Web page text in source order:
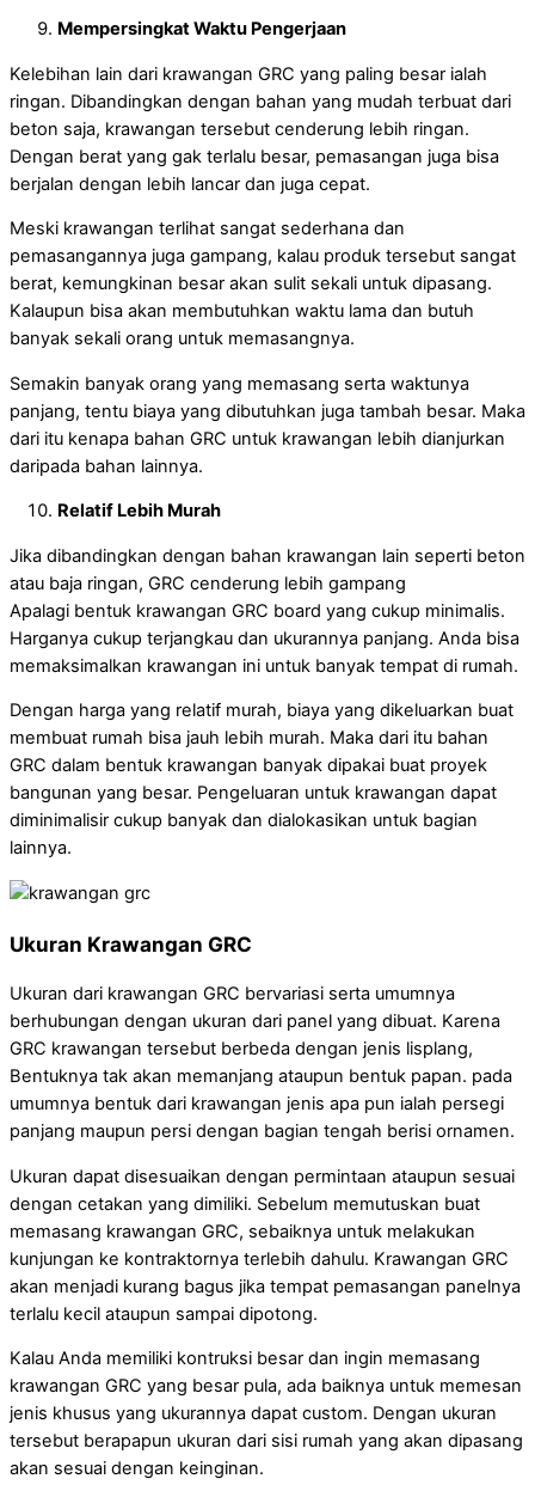
Mempersingkat Waktu Pengerjaan
Kelebihan lain dari krawangan GRC yang paling besar ialah
ringan. Dibandingkan dengan bahan yang mudah terbuat dari
beton saja, krawangan tersebut cenderung lebih ringan.
Dengan berat yang gak terlalu besar, pemasangan juga bisa
berjalan dengan lebih lancar dan juga cepat.
Meski krawangan terlihat sangat sederhana dan
pemasangannya juga gampang, kalau produk tersebut sangat
berat, kemungkinan besar akan sulit sekali untuk dipasang.
Kalaupun bisa akan membutuhkan waktu lama dan butuh
banyak sekali orang untuk memasangnya.
Semakin banyak orang yang memasang serta waktunya
panjang, tentu biaya yang dibutuhkan juga tambah besar. Maka
dari itu kenapa bahan GRC untuk krawangan lebih dianjurkan
daripada bahan lainnya.
Relatif Lebih Murah
Jika dibandingkan dengan bahan krawangan lain seperti beton
atau baja ringan, GRC cenderung lebih gampang
Apalagi bentuk krawangan GRC board yang cukup minimalis.
Harganya cukup terjangkau dan ukurannya panjang. Anda bisa
memaksimalkan krawangan ini untuk banyak tempat di rumah.
Dengan harga yang relatif murah, biaya yang dikeluarkan buat
membuat rumah bisa jauh lebih murah. Maka dari itu bahan
GRC dalam bentuk krawangan banyak dipakai buat proyek
bangunan yang besar. Pengeluaran untuk krawangan dapat
diminimalisir cukup banyak dan dialokasikan untuk bagian
lainnya.
Ukuran Krawangan GRC
Ukuran dari krawangan GRC bervariasi serta umumnya
berhubungan dengan ukuran dari panel yang dibuat. Karena
GRC krawangan tersebut berbeda dengan jenis lisplang,
Bentuknya tak akan memanjang ataupun bentuk papan. pada
umumnya bentuk dari krawangan jenis apa pun ialah persegi
panjang maupun persi dengan bagian tengah berisi ornamen.
Ukuran dapat disesuaikan dengan permintaan ataupun sesuai
dengan cetakan yang dimiliki. Sebelum memutuskan buat
memasang krawangan GRC, sebaiknya untuk melakukan
kunjungan ke kontraktornya terlebih dahulu. Krawangan GRC
akan menjadi kurang bagus jika tempat pemasangan panelnya
terlalu kecil ataupun sampai dipotong.
Kalau Anda memiliki kontruksi besar dan ingin memasang
krawangan GRC yang besar pula, ada baiknya untuk memesan
jenis khusus yang ukurannya dapat custom. Dengan ukuran
tersebut berapapun ukuran dari sisi rumah yang akan dipasang
akan sesuai dengan keinginan.